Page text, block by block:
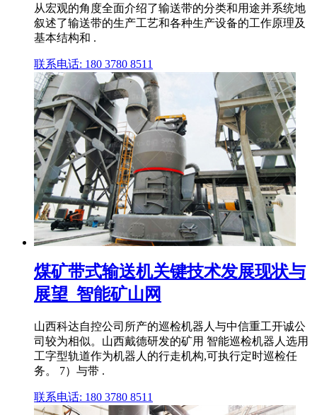
从宏观的角度全面介绍了输送带的分类和用途并系统地
叙述了输送带的生产工艺和各种生产设备的工作原理及
基本结构和 .
联系电话: 180 3780 8511
煤矿带式输送机关键技术发展现状与
展望_智能矿山网
山西科达自控公司所产的巡检机器人与中信重工开诚公
司较为相似。山西戴德研发的矿用 智能巡检机器人选用
工字型轨道作为机器人的行走机构,可执行定时巡检任
务。 7）与带 .
联系电话: 180 3780 8511